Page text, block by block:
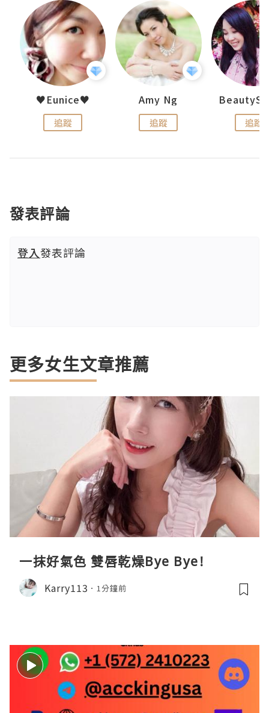
♥Eunice♥
追蹤
Amy Ng
追蹤 追蹤
發表評論
登入發表評論
更多女生文章推薦
一抹好氣色 雙唇乾燥Bye Bye!
Karry113 1分鐘前